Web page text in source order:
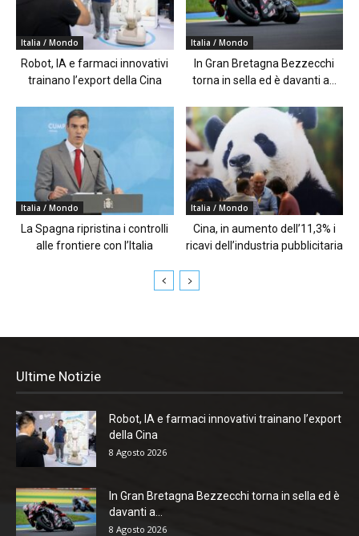
Italia / Mondo
Robot, IA e farmaci innovativi
trainano l’export della Cina
Italia / Mondo
In Gran Bretagna Bezzecchi
torna in sella ed è davanti a...
Italia / Mondo
La Spagna ripristina i controlli
alle frontiere con l’Italia
Italia / Mondo
Cina, in aumento dell’11,3% i
ricavi dell’industria pubblicitaria
Ultime Notizie
Robot, IA e farmaci innovativi trainano l’export
della Cina
8 Agosto 2026
In Gran Bretagna Bezzecchi torna in sella ed è
davanti a...
8 Agosto 2026